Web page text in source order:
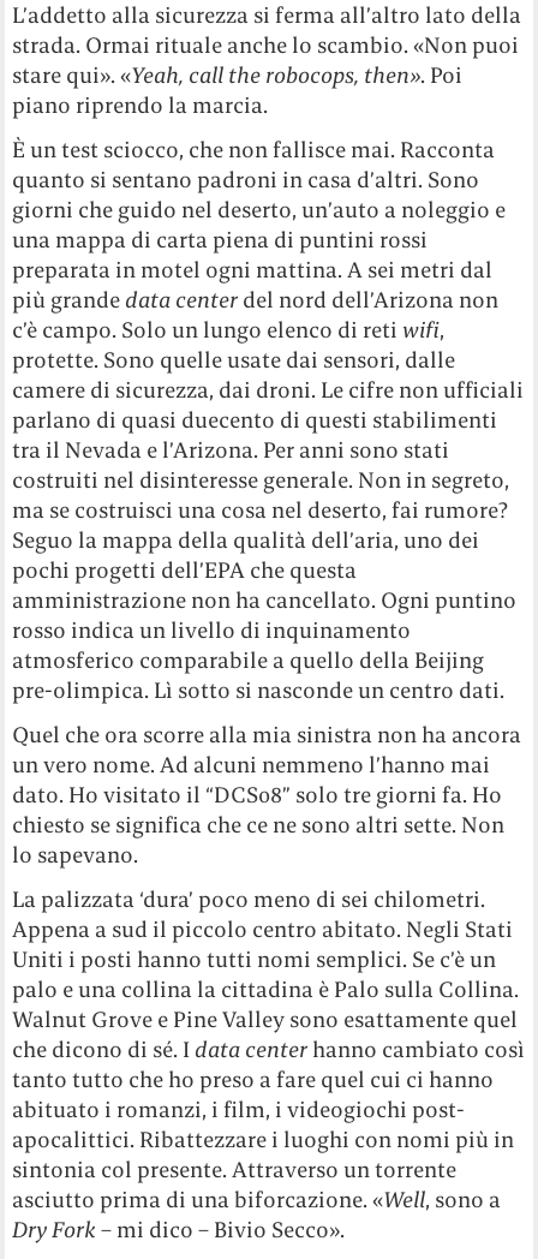
L’addetto alla sicurezza si ferma all’altro lato della
strada. Ormai rituale anche lo scambio. «Non puoi
stare qui». «Yeah, call the robocops, then». Poi
piano riprendo la marcia.
È un test sciocco, che non fallisce mai. Racconta
quanto si sentano padroni in casa d’altri. Sono
giorni che guido nel deserto, un’auto a noleggio e
una mappa di carta piena di puntini rossi
preparata in motel ogni mattina. A sei metri dal
più grande data center del nord dell’Arizona non
c’è campo. Solo un lungo elenco di reti wifi,
protette. Sono quelle usate dai sensori, dalle
camere di sicurezza, dai droni. Le cifre non ufficiali
parlano di quasi duecento di questi stabilimenti
tra il Nevada e l’Arizona. Per anni sono stati
costruiti nel disinteresse generale. Non in segreto,
ma se costruisci una cosa nel deserto, fai rumore?
Seguo la mappa della qualità dell’aria, uno dei
pochi progetti dell’EPA che questa
amministrazione non ha cancellato. Ogni puntino
rosso indica un livello di inquinamento
atmosferico comparabile a quello della Beijing
pre-olimpica. Lì sotto si nasconde un centro dati.
Quel che ora scorre alla mia sinistra non ha ancora
un vero nome. Ad alcuni nemmeno l’hanno mai
dato. Ho visitato il “DCS08” solo tre giorni fa. Ho
chiesto se significa che ce ne sono altri sette. Non
lo sapevano.
La palizzata ‘dura’ poco meno di sei chilometri.
Appena a sud il piccolo centro abitato. Negli Stati
Uniti i posti hanno tutti nomi semplici. Se c’è un
palo e una collina la cittadina è Palo sulla Collina.
Walnut Grove e Pine Valley sono esattamente quel
che dicono di sé. I data center hanno cambiato così
tanto tutto che ho preso a fare quel cui ci hanno
abituato i romanzi, i film, i videogiochi post-
apocalittici. Ribattezzare i luoghi con nomi più in
sintonia col presente. Attraverso un torrente
asciutto prima di una biforcazione. «Well, sono a
Dry Fork – mi dico – Bivio Secco».